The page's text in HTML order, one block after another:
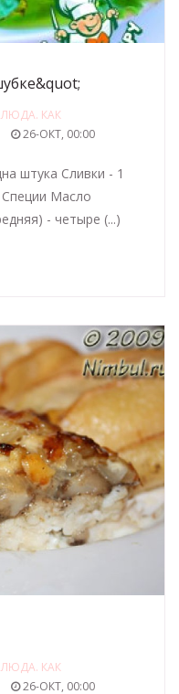
КАК
26-ОКТ, 00:00
штука Сливки - 1
Специи Масло
- четыре (...)
КАК
26-ОКТ, 00:00